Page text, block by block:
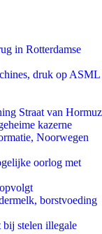
in Rotterdamse
druk op ASML
Straat van Hormuz
kazerne
Noorwegen
oorlog met
borstvoeding
bij stelen illegale